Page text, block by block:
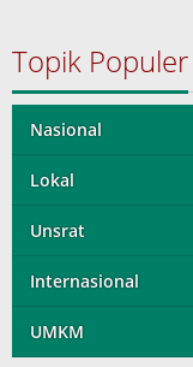
Topik Populer
Nasional
Lokal
Unsrat
Internasional
UMKM